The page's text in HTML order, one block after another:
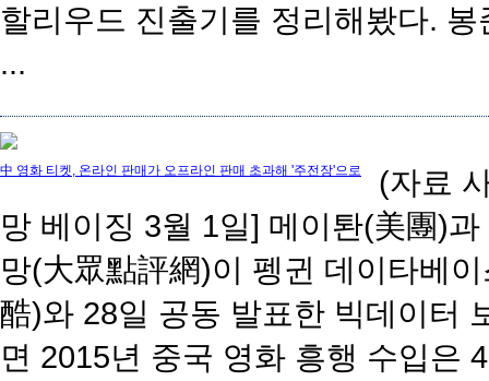
할리우드 진출기를 정리해봤다. 봉
...
中 영화 티켓, 온라인 판매가 오프라인 판매 초과해 '주전장'으로
(자료
망 베이징 3월 1일] 메이퇀(美團)
망(大眾點評網)이 펭귄 데이타베
酷)와 28일 공동 발표한 빅데이터
면 2015년 중국 영화 흥행 수입은